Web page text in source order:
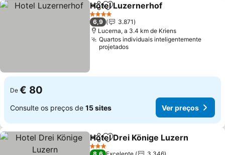
PartilharAdicionar aos favoritos
Hotel Luzernerhof
4 Estrelas
6,9
3.871
Lucerna, a 3.4 km de Kriens
Quartos individuais inteligentemente
projetados
De € 80
Consulte os preços de 15 sites Ver preços
PartilharAdicionar aos favoritos
Hotel Drei Könige Luzern
3 Estrelas